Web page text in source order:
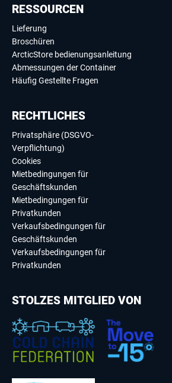
RESSOURCEN
Lieferung
Broschüren
ArcticStore bedienungsanleitung
Abmessungen der Container
Häufig Gestellte Fragen
RECHTLICHES
Privatsphäre (DSGVO-
Verpflichtung)
Cookies
Mietbedingungen für
Geschäftskunden
Mietbedingungen für
Privatkunden
Verkaufsbedingungen für
Geschäftskunden
Verkaufsbedingungen für
Privatkunden
STOLZES MITGLIED VON